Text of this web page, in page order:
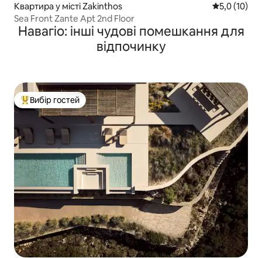
Квартира у місті Zakinthos Середня
5,0 (10)
Sea Front Zante Apt 2nd Floor
Навагіо: інші чудові помешкання для
відпочинку
Топ вибір гостей
Вибір гостей